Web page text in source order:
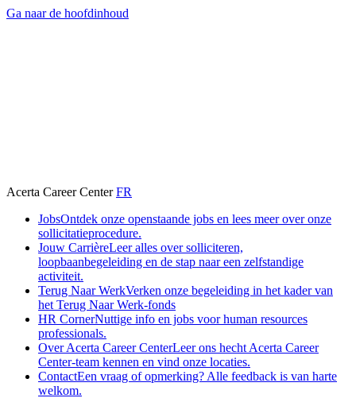
Ga naar de hoofdinhoud
Acerta Career Center FR
JobsOntdek onze openstaande jobs en lees meer over onze
sollicitatieprocedure.
Jouw CarrièreLeer alles over solliciteren,
loopbaanbegeleiding en de stap naar een zelfstandige
activiteit.
Terug Naar WerkVerken onze begeleiding in het kader van
het Terug Naar Werk-fonds
HR CornerNuttige info en jobs voor human resources
professionals.
Over Acerta Career CenterLeer ons hecht Acerta Career
Center-team kennen en vind onze locaties.
ContactEen vraag of opmerking? Alle feedback is van harte
welkom.